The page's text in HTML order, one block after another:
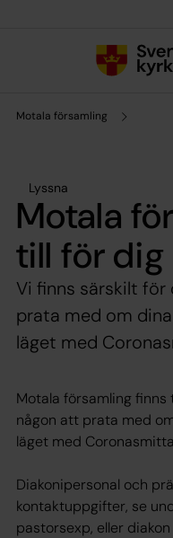
Motala församling
Lyssna
Motala
till för dig
Vi finns särskilt för
prata med om
läget med
Motala församling
någon att prata med
läget med
Diakonipersonal och
kontaktuppgifter, se
pastorsexp, eller diakon